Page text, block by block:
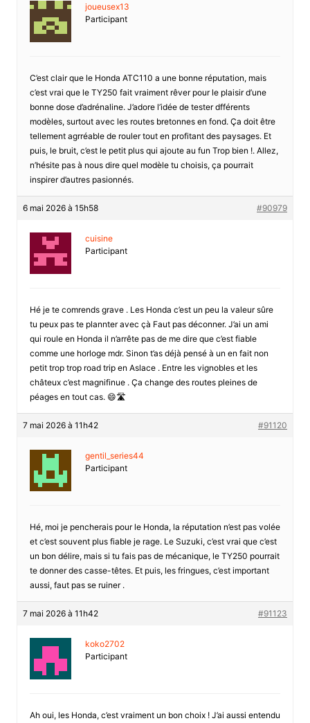
joueusex13
Participant
C’est clair que le Honda ATC110 a une bonne réputation, mais
c’est vrai que le TY250 fait vraiment rêver pour le plaisir d’une
bonne dose d’adrénaline. J’adore l’idée de tester dfférents
modèles, surtout avec les routes bretonnes en fond. Ça doit être
tellement agrréable de rouler tout en profitant des paysages. Et
puis, le bruit, c’est le petit plus qui ajoute au fun Trop bien !. Allez,
n’hésite pas à nous dire quel modèle tu choisis, ça pourrait
inspirer d’autres pasionnés.
6 mai 2026 à 15h58 #90979
cuisine
Participant
Hé je te comrends grave . Les Honda c’est un peu la valeur sûre
tu peux pas te plannter avec çà Faut pas déconner. J’ai un ami
qui roule en Honda il n’arrête pas de me dire que c’est fiable
comme une horloge mdr. Sinon t’as déjà pensé à un en fait non
petit trop trop road trip en Aslace . Entre les vignobles et les
châteux c’est magnifinue . Ça change des routes pleines de
péages en tout cas. 😄🛣️
7 mai 2026 à 11h42 #91120
gentil_series44
Participant
Hé, moi je pencherais pour le Honda, la réputation n’est pas volée
et c’est souvent plus fiable je rage. Le Suzuki, c’est vrai que c’est
un bon délire, mais si tu fais pas de mécanique, le TY250 pourrait
te donner des casse-têtes. Et puis, les fringues, c’est important
aussi, faut pas se ruiner .
7 mai 2026 à 11h42 #91123
koko2702
Participant
Ah oui, les Honda, c’est vraiment un bon choix ! J’ai aussi entendu